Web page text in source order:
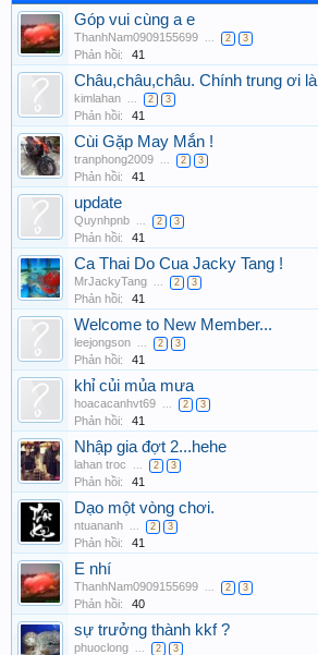
Góp vui cùng a e
ThanhNam0909155699 2 3
Phản hồi: 41
Châu,châu,châu. Chính trung ơi
kimlahan 2 3
Phản hồi: 41
Cùi Gặp May Mắn !
tranphong2009 2 3
Phản hồi: 41
update
Quynhpnb 2 3
Phản hồi: 41
Ca Thai Do Cua Jacky Tang !
MrJackyTang 2 3
Phản hồi: 41
Welcome to New Member...
leejongson 2 3
Phản hồi: 41
khỉ củi mủa mưa
hoacacanhvt69 2 3
Phản hồi: 41
Nhập gia đợt 2...hehe
lahan troc 2 3
Phản hồi: 41
Dạo một vòng chơi.
ntuananh 2 3
Phản hồi: 41
E nhí
ThanhNam0909155699 2 3
Phản hồi: 40
sự trưởng thành kkf ?
phuoclong 2 3